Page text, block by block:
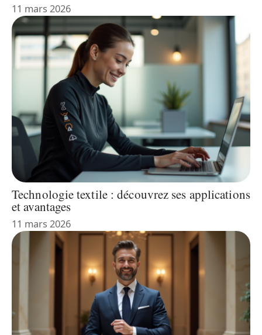
11 mars 2026
Technologie textile : découvrez ses applications
et avantages
11 mars 2026